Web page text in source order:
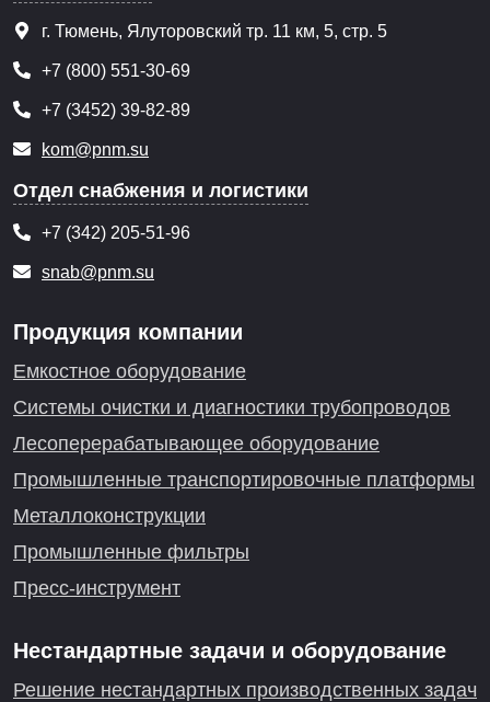
г. Тюмень, Ялуторовский тр. 11 км, 5, стр. 5
+7 (800) 551-30-69
+7 (3452) 39-82-89
kom@pnm.su
Отдел снабжения и логистики
+7 (342) 205-51-96
snab@pnm.su
Продукция компании
Емкостное оборудование
Системы очистки и диагностики трубопроводов
Лесоперерабатывающее оборудование
Промышленные транспортировочные платформы
Металлоконструкции
Промышленные фильтры
Пресс-инструмент
Нестандартные задачи и оборудование
Решение нестандартных производственных задач